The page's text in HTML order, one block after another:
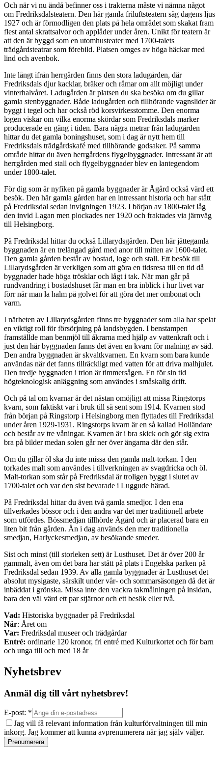
Och när vi nu ändå befinner oss i trakterna måste vi nämna något
om Fredriksdalsteatern. Den här gamla friluftsteatern såg dagens ljus
1927 och är förmodligen den plats på hela området som skakat fram
flest antal skrattsalvor och applåder under åren. Unikt för teatern är
att den är byggd som en utomhusteater med 1700-talets
trädgårdsteatrar som förebild. Platsen omges av höga häckar med
lind och avenbok.
Inte långt ifrån herrgården finns den stora ladugården, där
Fredriksdals djur kacklar, bräker och råmar om allt möjligt under
vinterhalvåret. Ladugården är platsen du ska besöka om du gillar
gamla stenbyggnader. Både ladugården och tillhörande vagnslider är
byggt i tegel och har också röd korsvirkesstomme. Den enorma
logen viskar om vilka enorma skördar som Fredriksdals marker
producerade en gång i tiden. Bara några metrar från ladugården
hittar du det gamla boningshuset, som i dag är nytt hem till
Fredriksdals trädgårdskafé med tillhörande godsaker. På samma
område hittar du även herrgårdens flygelbyggnader. Intressant är att
herrgården med stall och flygelbyggnader blev en lantegendom
under 1800-talet.
För dig som är nyfiken på gamla byggnader är Ågård också värd ett
besök. Den här gamla gården har en intressant historia och har stått
på Fredriksdal sedan invigningen 1923. I början av 1800-talet låg
den invid Lagan men plockades ner 1920 och fraktades via järnväg
till Helsingborg.
På Fredriksdal hittar du också Lillarydsgården. Den här jättegamla
byggnaden är en trelängad gård med anor till mitten av 1600-talet.
Den gamla gården består av bostad, loge och stall. Ett besök till
Lillarydsgården är verkligen som att göra en tidsresa till en tid då
byggnader hade höga trösklar och lågt i tak. När man går på
rundvandring i bostadshuset får man en bra inblick i hur livet var
förr när man la halm på golvet för att göra det mer ombonat och
varm.
I närheten av Lillarydsgården finns tre byggnader som alla har spelat
en viktigt roll för försörjning på landsbygden. I benstampen
framställde man benmjöl till åkrarna med hjälp av vattenkraft och i
just den här byggnaden fanns det även en kvarn för malning av säd.
Den andra byggnaden är skvaltkvarnen. En kvarn som bara kunde
användas när det fanns tillräckligt med vatten för att driva malhjulet.
Den tredje byggnaden i trion är timmersågen. En för sin tid
högteknologisk anläggning som användes i småskalig drift.
Och på tal om kvarnar är det nästan omöjligt att missa Ringstorps
kvarn, som faktiskt var i bruk till så sent som 1914. Kvarnen stod
från början på Ringstorp i Helsingborg men flyttades till Fredriksdal
under åren 1929-1931. Ringstorps kvarn är en så kallad Holländare
och består av tre våningar. Kvarnen är i bra skick och gör sig extra
bra på bilder medan solen går ner över ängarna där den står.
Om du gillar öl ska du inte missa den gamla malt-torkan. I den
torkades malt som användes i tillverkningen av svagdricka och öl.
Malt-torkan som står på Fredriksdal är troligen byggt i slutet av
1700-talet och var den sist bevarade i Luggude härad.
På Fredriksdal hittar du även två gamla smedjor. I den ena
tillverkades bössor och i den andra var det mer traditionell arbete
som utfördes. Bössmedjan tillhörde Ågård och är placerad bara en
liten bit från gården. Än i dag används den mer traditionella
smedjan, Harlyckesmedjan, av besökande smeder.
Sist och minst (till storleken sett) är Lusthuset. Det är över 200 år
gammalt, även om det bara har stått på plats i Engelska parken på
Fredriksdal sedan 1939. Av alla gamla byggnader är Lusthuset det
absolut mysigaste, särskilt under vår- och sommarsäsongen då det är
inbäddat i grönska. Missa inte den vackra takmålningen på insidan,
bara den väl värd ett par stjärnor och ett besök eller två.
Vad: Historiska byggnader på Fredriksdal
När: Året om
Var: Fredriksdal museer och trädgårdar
Entré: ordinarie 120 kronor, fri entré med Kulturkortet och för barn
och unga till och med 18 år
Nyhetsbrev
Anmäl dig till vårt nyhetsbrev!
E-post: *
Jag vill få relevant information från kulturförvaltningen till min
inkorg. Jag kommer att kunna avprenumerera när jag själv väljer.
Prenumerera